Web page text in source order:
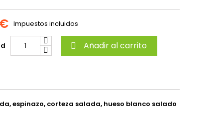
Impuestos incluidos
 Añadir al carrito
espinazo, corteza salada, hueso blanco salado